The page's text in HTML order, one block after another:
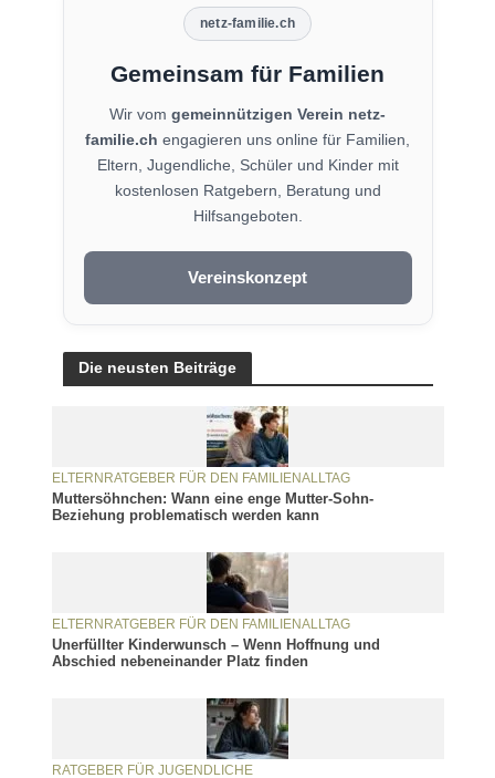
netz-familie.ch
Gemeinsam für Familien
Wir vom gemeinnützigen Verein netz-
familie.ch engagieren uns online für Familien,
Eltern, Jugendliche, Schüler und Kinder mit
kostenlosen Ratgebern, Beratung und
Hilfsangeboten.
Vereinskonzept
Die neusten Beiträge
ELTERNRATGEBER FÜR DEN FAMILIENALLTAG
Muttersöhnchen: Wann eine enge Mutter-Sohn-
Beziehung problematisch werden kann
ELTERNRATGEBER FÜR DEN FAMILIENALLTAG
Unerfüllter Kinderwunsch – Wenn Hoffnung und
Abschied nebeneinander Platz finden
RATGEBER FÜR JUGENDLICHE